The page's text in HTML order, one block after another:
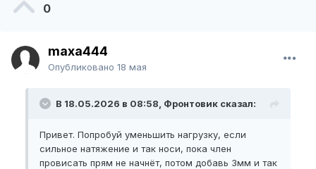
джелк
После еще месяца без результатных работ взял
паузу 2 недели потом начал носить по 6 часов в
Боли, онемения и проблем с эрекцией нет,
чувствительность нормальная.
0
maxa444
Опубликовано 18 мая
В 18.05.2026 в 08:58, Фронтовик сказал:
Привет. Попробуй уменьшить нагрузку, если
сильное натяжение и так носи, пока член
провисать прям не начнёт, потом добавь 3мм и так